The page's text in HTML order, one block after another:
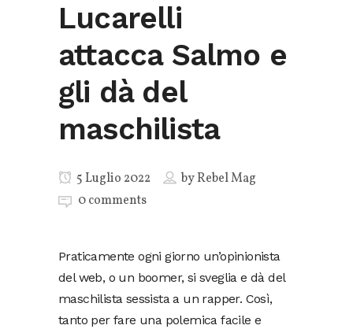
Lucarelli
attacca Salmo e
gli dà del
maschilista
5 Luglio 2022 byRebel Mag
0 comments
Praticamente ogni giorno un’opinionista
del web, o un boomer, si sveglia e dà del
maschilista sessista a un rapper. Così,
tanto per fare una polemica facile e